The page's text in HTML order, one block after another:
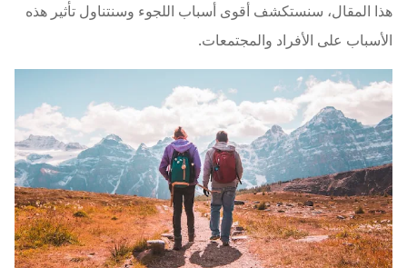
هذا المقال، سنستكشف أقوى أسباب اللجوء وسنتناول تأثير هذه
الأسباب على الأفراد والمجتمعات.